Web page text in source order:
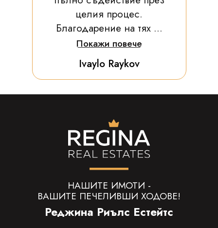
целия процес.
Благодарение на тях ...
Покажи повече
Ivaylo Raykov
НАШИТЕ ИМОТИ -
ВАШИТЕ ПЕЧЕЛИВШИ ХОДОВЕ!
Реджина Риълс Естейтс